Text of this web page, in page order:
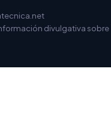
divulgativa sobre